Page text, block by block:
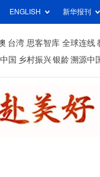
ENGLISH 新华报刊
台湾 思客智库 全球连线
国 乡村振兴银龄溯源中